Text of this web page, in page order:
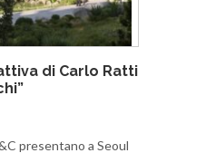
di Carlo Ratti
presentano a Seoul